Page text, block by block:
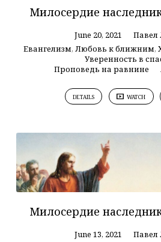
Милосердие
June 20, 2021
Павел
Евангелизм, Любовь к ближним,
Уверенность в
Проповедь на равнине
DETAILS WATCH
Милосердие
June 13, 2021
Павел